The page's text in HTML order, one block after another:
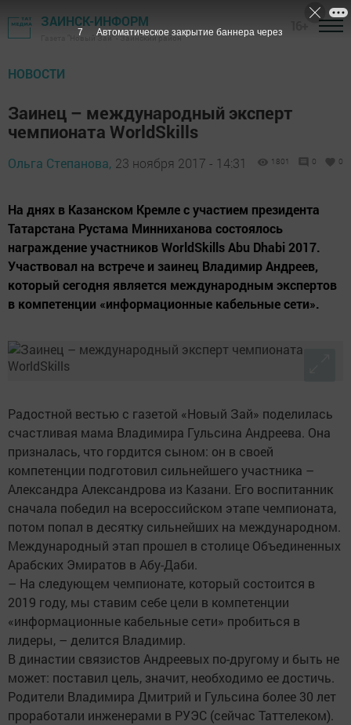
ЗАИНСК-ИНФОРМ
Газета "Новый Зай" - Заинский район
НОВОСТИ
Заинец – международный эксперт
чемпионата WorldSkills
Ольга Степанова, 23 ноября 2017 - 14:31 1801 0 0
На днях в Казанском Кремле с участием президента
Татарстана Рустама Минниханова состоялось
награждение участников WorldSkills Abu Dhabi 2017.
Участвовал на встрече и заинец Владимир Андреев,
который сегодня является международным экспертов
в компетенции «информационные кабельные сети».
Радостной вестью с газетой «Новый Зай» поделилась
счастливая мама Владимира Гульсина Андреева. Она
призналась, что гордится сыном: он в своей
компетенции подготовил сильнейшего участника –
Александра Александрова из Казани. Его воспитанник
сначала победил на всероссийском этапе чемпионата,
потом попал в десятку сильнейших на международном.
Международный этап прошел в столице Объединенных
Арабских Эмиратов в Абу-Даби.
– На следующем чемпионате, который состоится в
2019 году, мы ставим себе цели в компетенции
«информационные кабельные сети» пробиться в
лидеры, – делится Владимир.
В династии связистов Андреевых по-другому и быть не
может: поставил цель, значит, необходимо ее достичь.
Родители Владимира Дмитрий и Гульсина более 30 лет
проработали инженерами в РУЭС (сейчас Таттелеком).
7 Автоматическое закрытие баннера через